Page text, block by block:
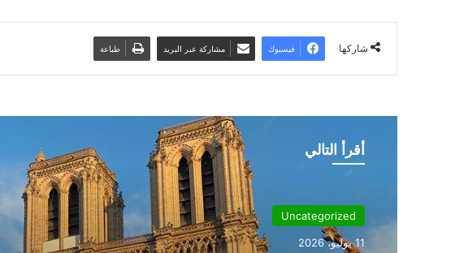
شاركها فيسبوك مشاركة عبر البريد طباعة
أقرأ التالي
Uncategorized
Uncategorized
8 مايو، 2026